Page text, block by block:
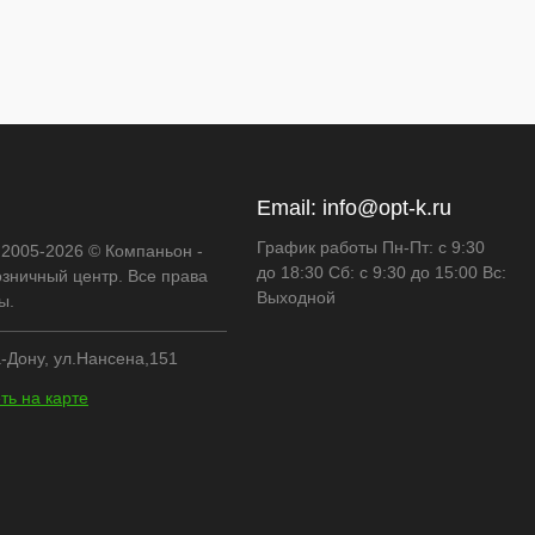
2026 © Компаньон -
центр. Все права
Дону, ул.Нансена,151
на карте
Email: info@opt-k.ru
График работы Пн-Пт: с 9:30
до 18:30 Сб: с 9:30 до 15:00 Вс:
Выходной